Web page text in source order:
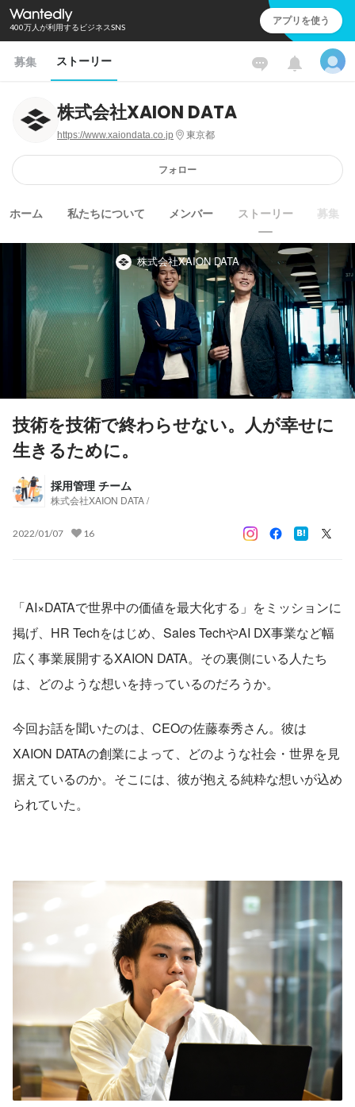
400万人が利用するビジネスSNS アプリを使う
募集 ストーリー
株式会社XAION DATA
https://www.xaiondata.co.jp 東京都
フォロー
ホーム 私たちについて メンバー ストーリー 募集
株式会社XAION DATA
技術を技術で終わらせない。人が幸せに
生きるために。
採用管理 チーム
株式会社XAION DATA /
2022/01/07 16
「AI×DATAで世界中の価値を最大化する」をミッションに
掲げ、HR Techをはじめ、Sales TechやAI DX事業など幅
広く事業展開するXAION DATA。その裏側にいる人たち
は、どのような想いを持っているのだろうか。
今回お話を聞いたのは、CEOの佐藤泰秀さん。彼は
XAION DATAの創業によって、どのような社会・世界を見
据えているのか。そこには、彼が抱える純粋な想いが込め
られていた。